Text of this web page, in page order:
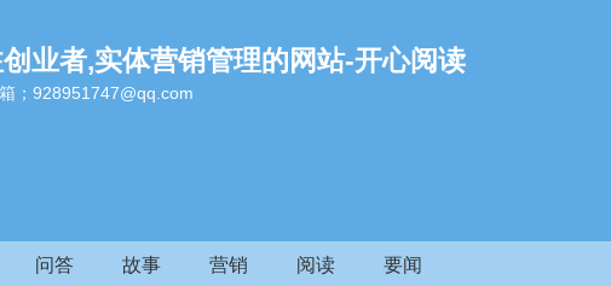
业者,实体营销管理的网站-开心阅读
；928951747@qq.com
问答 故事 营销 阅读 要闻